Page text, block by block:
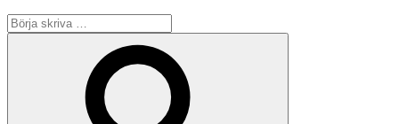
Sök
efter: